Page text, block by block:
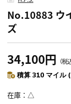
No.10883 ウ
ズ
34,100円 （税
積算 310 マイル
在庫 △